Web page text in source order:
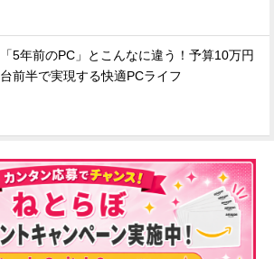
「5年前のPC」とこんなに違う！予算10万円
台前半で実現する快適PCライフ